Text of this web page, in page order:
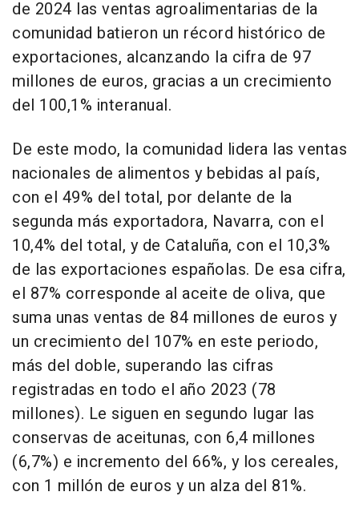
de 2024 las ventas agroalimentarias de la
comunidad batieron un récord histórico de
exportaciones, alcanzando la cifra de 97
millones de euros, gracias a un crecimiento
del 100,1% interanual.
De este modo, la comunidad lidera las ventas
nacionales de alimentos y bebidas al país,
con el 49% del total, por delante de la
segunda más exportadora, Navarra, con el
10,4% del total, y de Cataluña, con el 10,3%
de las exportaciones españolas. De esa cifra,
el 87% corresponde al aceite de oliva, que
suma unas ventas de 84 millones de euros y
un crecimiento del 107% en este periodo,
más del doble, superando las cifras
registradas en todo el año 2023 (78
millones). Le siguen en segundo lugar las
conservas de aceitunas, con 6,4 millones
(6,7%) e incremento del 66%, y los cereales,
con 1 millón de euros y un alza del 81%.